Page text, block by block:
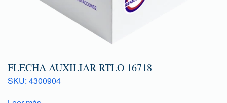
FLECHA AUXILIAR RTLO 16718
SKU: 4300904